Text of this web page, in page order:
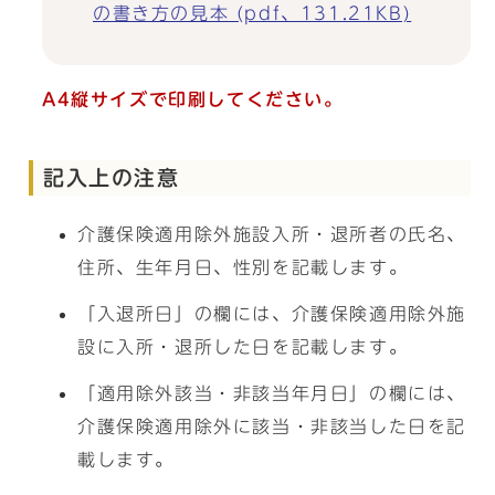
の書き方の見本 (pdf、131.21KB)
A4縦サイズで印刷してください。
記入上の注意
介護保険適用除外施設入所・退所者の氏名、
住所、生年月日、性別を記載します。
「入退所日」の欄には、介護保険適用除外施
設に入所・退所した日を記載します。
「適用除外該当・非該当年月日」の欄には、
介護保険適用除外に該当・非該当した日を記
載します。